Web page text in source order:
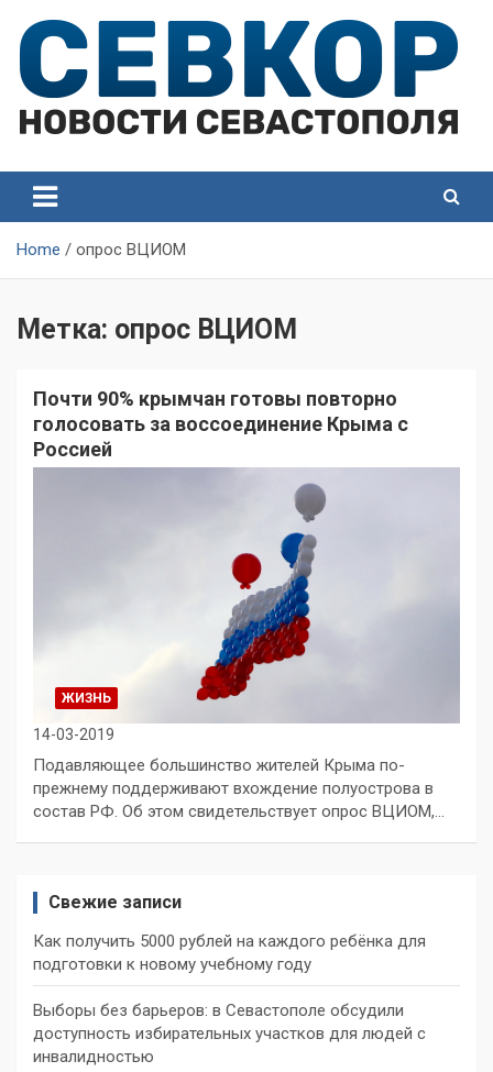
content
Севастополя
Севастополя
Home опрос ВЦИОМ
Метка: опрос ВЦИОМ
Почти 90% крымчан готовы повторно
голосовать за воссоединение Крыма с
Россией
ЖИЗНЬ
14-03-2019
Подавляющее большинство жителей Крыма по-
прежнему поддерживают вхождение полуострова в
состав РФ. Об этом свидетельствует опрос ВЦИОМ,…
Свежие записи
Как получить 5000 рублей на каждого ребёнка для
подготовки к новому учебному году
Выборы без барьеров: в Севастополе обсудили
доступность избирательных участков для людей с
инвалидностью